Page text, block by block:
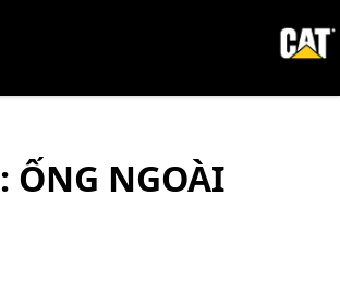
: ỐNG NGOÀI